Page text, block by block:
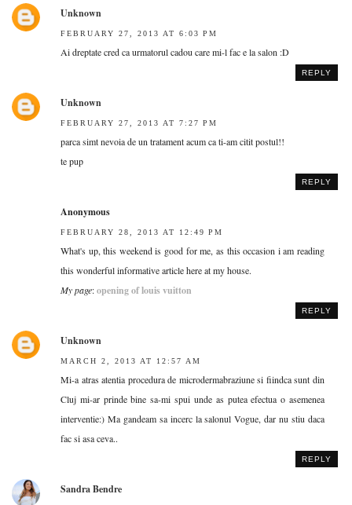
Unknown
FEBRUARY 27, 2013 AT 6:03 PM
Ai dreptate cred ca urmatorul cadou care mi-l fac e la salon :D
REPLY
Unknown
FEBRUARY 27, 2013 AT 7:27 PM
parca simt nevoia de un tratament acum ca ti-am citit postul!!
te pup
REPLY
Anonymous
FEBRUARY 28, 2013 AT 12:49 PM
What's up, this weekend is good for me, as this occasion i am reading
this wonderful informative article here at my house.
My page:opening of louis vuitton
REPLY
Unknown
MARCH 2, 2013 AT 12:57 AM
Mi-a atras atentia procedura de microdermabraziune si fiindca sunt din
Cluj mi-ar prinde bine sa-mi spui unde as putea efectua o asemenea
interventie:) Ma gandeam sa incerc la salonul Vogue, dar nu stiu daca
fac si asa ceva..
REPLY
Sandra Bendre